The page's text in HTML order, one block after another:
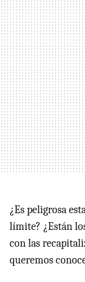
¿Es peligrosa
límite? ¿Están
con las
queremos